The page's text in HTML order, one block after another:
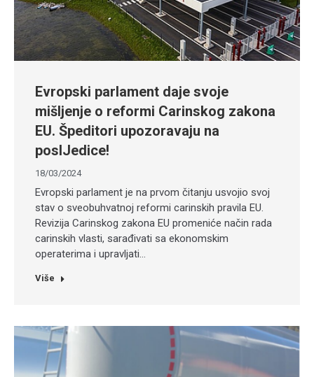
Evropski parlament daje svoje
mišljenje o reformi Carinskog zakona
EU. Špeditori upozoravaju na
poslJedice!
18/03/2024
Evropski parlament je na prvom čitanju usvojio svoj
stav o sveobuhvatnoj reformi carinskih pravila EU.
Revizija Carinskog zakona EU promeniće način rada
carinskih vlasti, sarađivati sa ekonomskim
operaterima i upravljati…
Više